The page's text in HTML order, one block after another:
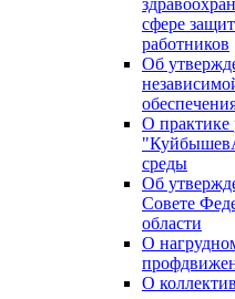
сфере
работников
Об
О
среды
Об
Совете
области
О
О